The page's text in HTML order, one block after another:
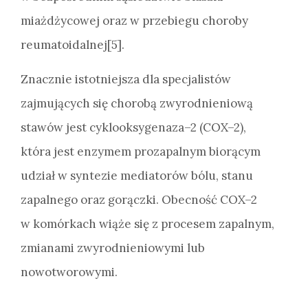
miażdżycowej oraz w przebiegu choroby
reumatoidalnej[5].
Znacznie istotniejsza dla specjalistów
zajmujących się chorobą zwyrodnieniową
stawów jest cyklooksygenaza–2 (COX–2),
która jest enzymem prozapalnym biorącym
udział w syntezie mediatorów bólu, stanu
zapalnego oraz gorączki. Obecność COX–2
w komórkach wiąże się z procesem zapalnym,
zmianami zwyrodnieniowymi lub
nowotworowymi.